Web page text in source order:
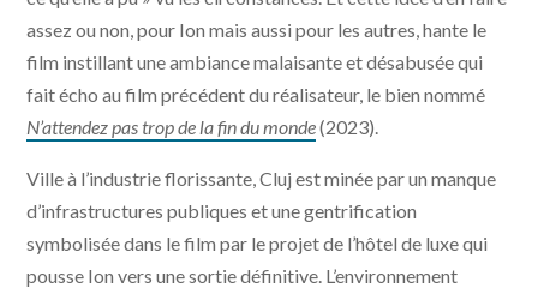
assez ou non, pour Ion mais aussi pour les autres, hante le
film instillant une ambiance malaisante et désabusée qui
fait écho au film précédent du réalisateur, le bien nommé
N’attendez pas trop de la fin du monde(2023).
Ville à l’industrie florissante, Cluj est minée par un manque
d’infrastructures publiques et une gentrification
symbolisée dans le film par le projet de l’hôtel de luxe qui
pousse Ion vers une sortie définitive. L’environnement